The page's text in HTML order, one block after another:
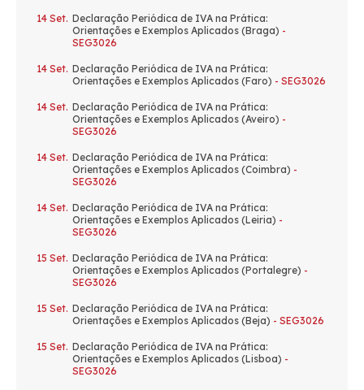
14 Set. Declaração Periódica de IVA na Prática:
Orientações e Exemplos Aplicados (Braga) -
SEG3026
14 Set. Declaração Periódica de IVA na Prática:
Orientações e Exemplos Aplicados (Faro) - SEG3026
14 Set. Declaração Periódica de IVA na Prática:
Orientações e Exemplos Aplicados (Aveiro) -
SEG3026
14 Set. Declaração Periódica de IVA na Prática:
Orientações e Exemplos Aplicados (Coimbra) -
SEG3026
14 Set. Declaração Periódica de IVA na Prática:
Orientações e Exemplos Aplicados (Leiria) -
SEG3026
15 Set. Declaração Periódica de IVA na Prática:
Orientações e Exemplos Aplicados (Portalegre) -
SEG3026
15 Set. Declaração Periódica de IVA na Prática:
Orientações e Exemplos Aplicados (Beja) - SEG3026
15 Set. Declaração Periódica de IVA na Prática:
Orientações e Exemplos Aplicados (Lisboa) -
SEG3026